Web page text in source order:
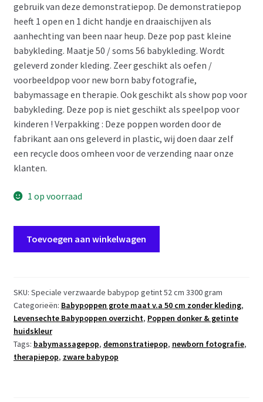
gebruik van deze demonstratiepop. De demonstratiepop
heeft 1 open en 1 dicht handje en draaischijven als
aanhechting van been naar heup. Deze pop past kleine
babykleding. Maatje 50 / soms 56 babykleding. Wordt
geleverd zonder kleding. Zeer geschikt als oefen /
voorbeeldpop voor new born baby fotografie,
babymassage en therapie. Ook geschikt als show pop voor
babykleding. Deze pop is niet geschikt als speelpop voor
kinderen ! Verpakking : Deze poppen worden door de
fabrikant aan ons geleverd in plastic, wij doen daar zelf
een recycle doos omheen voor de verzending naar onze
klanten.
1 op voorraad
Demonstratiepop
new
born
babyfotografie
-
therapie
-
Toevoegen aan winkelwagen
SKU: Speciale verzwaarde babypop getint 52 cm 3300 gram
Categorieën: Babypoppen grote maat v.a 50 cm zonder kleding,
Levensechte Babypoppen overzicht, Poppen donker & getinte
huidskleur
Tags: babymassagepop, demonstratiepop, newborn fotografie,
therapiepop, zware babypop